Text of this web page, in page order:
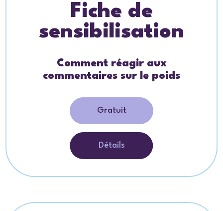
Fiche de
sensibilisation
Comment réagir aux
commentaires sur le poids
Gratuit
Détails